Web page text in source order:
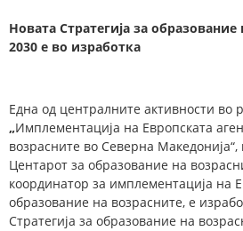
Новата Стратегија за образование
2030 е во изработка
Една од централните активности во
„Имплементација на Европската
возрасните во Северна Македонија“,
Центарот за образование на
координатор за имплементација на
образование на возрасните, е
Стратегија за образование на